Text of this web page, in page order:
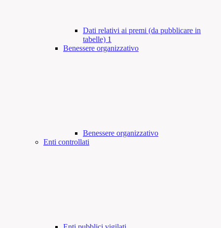
Dati relativi ai premi (da pubblicare in
tabelle) 1
Benessere organizzativo
Benessere organizzativo
Enti controllati